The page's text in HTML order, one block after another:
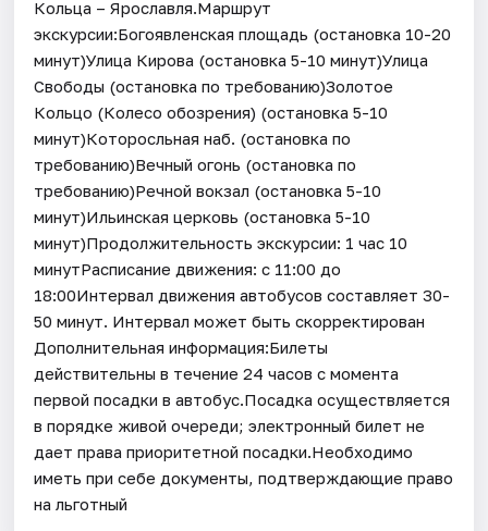
Кольца – Ярославля.Маршрут
экскурсии:Богоявленская площадь (остановка 10-20
минут)Улица Кирова (остановка 5-10 минут)Улица
Свободы (остановка по требованию)Золотое
Кольцо (Колесо обозрения) (остановка 5-10
минут)Которосльная наб. (остановка по
требованию)Вечный огонь (остановка по
требованию)Речной вокзал (остановка 5-10
минут)Ильинская церковь (остановка 5-10
минут)Продолжительность экскурсии: 1 час 10
минутРасписание движения: с 11:00 до
18:00Интервал движения автобусов составляет 30-
50 минут. Интервал может быть скорректирован
Дополнительная информация:Билеты
действительны в течение 24 часов с момента
первой посадки в автобус.Посадка осуществляется
в порядке живой очереди; электронный билет не
дает права приоритетной посадки.Необходимо
иметь при себе документы, подтверждающие право
на льготный